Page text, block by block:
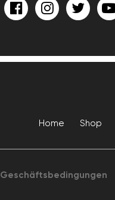
Home Shop
Geschäftsbedingungen